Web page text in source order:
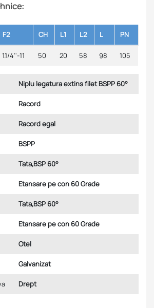
F2 CH L1 L2 L PN
1.1/4''-11 50 20 58 98 105
Niplu legatura extins filet BSPP 60°
Racord
Racord egal
BSPP
Tata,BSP 60°
Etansare pe con 60 Grade
Tata,BSP 60°
Etansare pe con 60 Grade
Otel
Galvanizat
Drept